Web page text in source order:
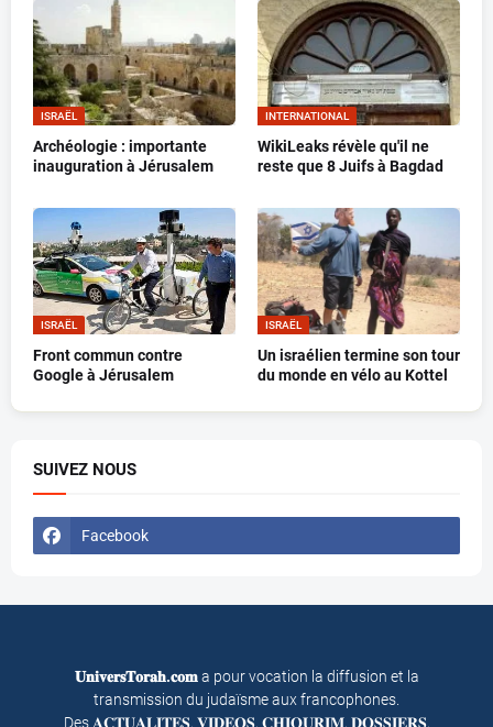
ISRAËL
Archéologie : importante
inauguration à Jérusalem
INTERNATIONAL
WikiLeaks révèle qu'il ne
reste que 8 Juifs à Bagdad
ISRAËL
Front commun contre
Google à Jérusalem
ISRAËL
Un israélien termine son tour
du monde en vélo au Kottel
SUIVEZ NOUS
Facebook
𝐔𝐧𝐢𝐯𝐞𝐫𝐬𝐓𝐨𝐫𝐚𝐡.𝐜𝐨𝐦a pour vocation la diffusion et la
transmission du judaïsme aux francophones.
Des 𝐀𝐂𝐓𝐔𝐀𝐋𝐈𝐓𝐄𝐒, 𝐕𝐈𝐃𝐄𝐎𝐒, 𝐂𝐇𝐈𝐎𝐔𝐑𝐈𝐌, 𝐃𝐎𝐒𝐒𝐈𝐄𝐑𝐒,